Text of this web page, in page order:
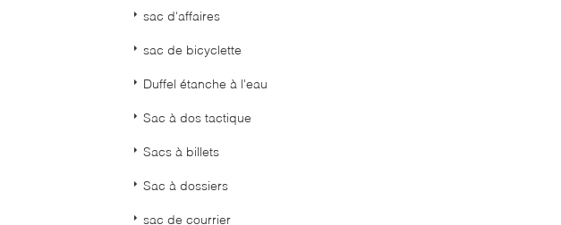
sac d'affaires
sac de bicyclette
Duffel étanche à l'eau
Sac à dos tactique
Sacs à billets
Sac à dossiers
sac de courrier